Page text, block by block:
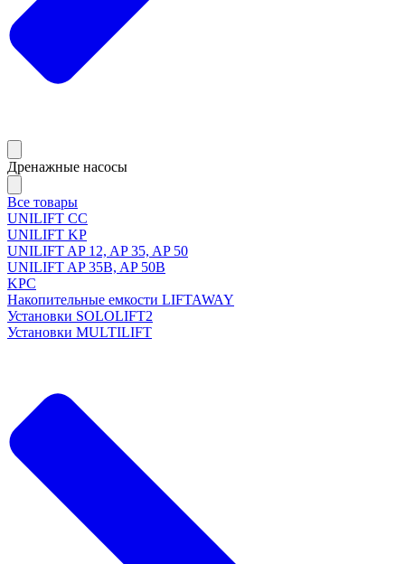
Дренажные насосы
Все товары
UNILIFT CC
UNILIFT KP
UNILIFT AP 12, AP 35, AP 50
UNILIFT AP 35B, AP 50B
KPC
Накопительные емкости LIFTAWAY
Установки SOLOLIFT2
Установки MULTILIFT